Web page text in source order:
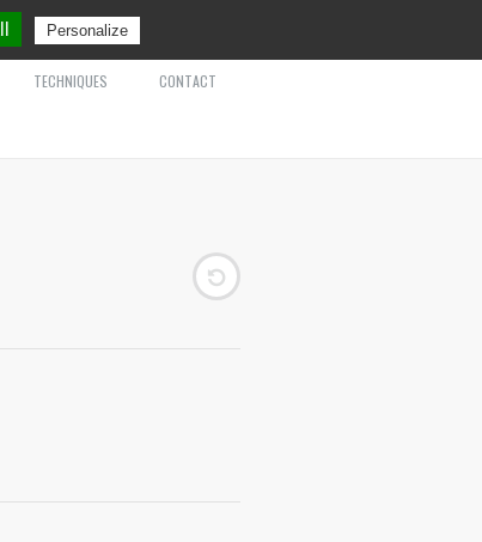
TECHNIQUES CONTACT
Personalize